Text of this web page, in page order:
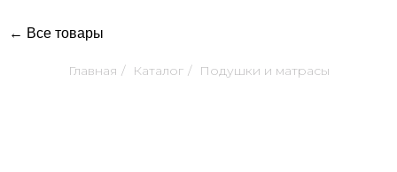
← Все товары
Главная / Каталог / Подушки и матрасы